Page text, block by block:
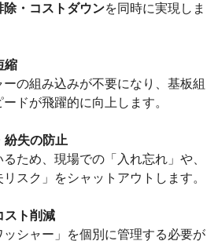
・コストダウンを同時に実現しま
縮
の組み込みが不要になり、基板組
ドが飛躍的に向上します。
紛失の防止
ため、現場での「入れ忘れ」や、
スク」をシャットアウトします。
スト削減
ッシャー」を個別に管理する必要が